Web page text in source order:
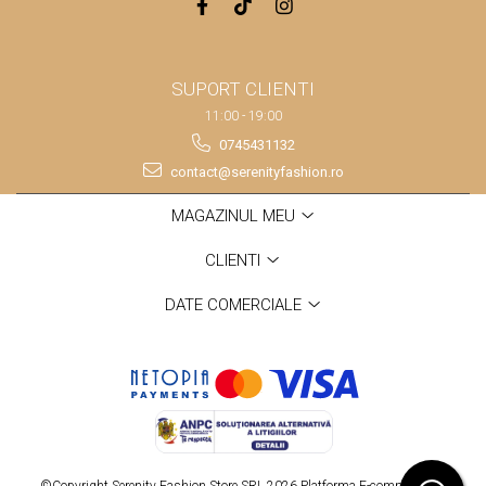
SUPORT CLIENTI
11:00 - 19:00
0745431132
contact@serenityfashion.ro
MAGAZINUL MEU
CLIENTI
DATE COMERCIALE